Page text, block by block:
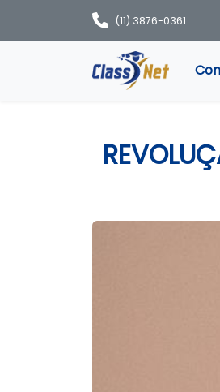
(11) 3876-0361